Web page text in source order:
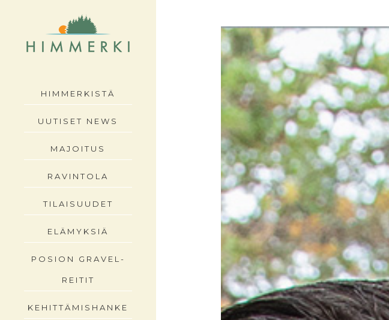
HIMMERKISTÄ
UUTISET NEWS
MAJOITUS
RAVINTOLA
TILAISUUDET
ELÄMYKSIÄ
POSION GRAVEL-
REITIT
KEHITTÄMISHANKE